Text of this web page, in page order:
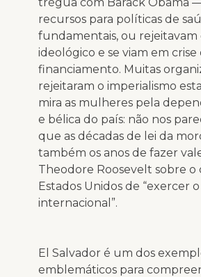
recursos para políticas de
fundamentais, ou
ideológico e se viam em crise
financiamento. Muitas
rejeitaram o imperialismo
mira as mulheres pela
e bélica do país: não nos
que as décadas de lei da
também os anos de fazer
Theodore Roosevelt sobre o
Estados Unidos de “exercer
internacional”.
El Salvador é um dos
emblemáticos para